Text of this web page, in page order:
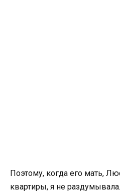
Поэтому, когда его мать,
квартиры, я не